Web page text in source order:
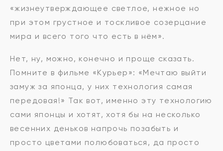
«жизнеутверждающее светлое, нежное но
при этом грустное и тоскливое созерцание
мира и всего того что есть в нём».
Нет, ну, можно, конечно и проще сказать.
Помните в фильме «Курьер»: «Мечтаю выйти
замуж за японца, у них технология самая
передовая!» Так вот, именно эту технологию
сами японцы и хотят, хотя бы на несколько
весенних деньков напрочь позабыть и
просто цветами полюбоваться, да просто